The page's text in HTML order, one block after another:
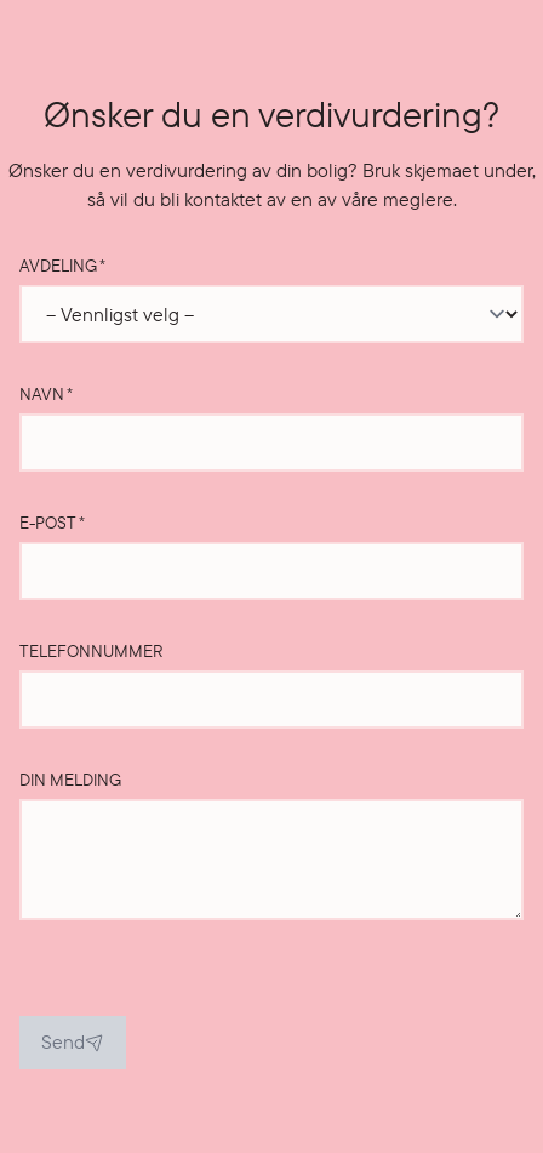
Ønsker du en verdivurdering?
Ønsker du en verdivurdering av din bolig? Bruk skjemaet under,
så vil du bli kontaktet av en av våre meglere.
AVDELING*
NAVN*
E-POST*
TELEFONNUMMER
DIN MELDING
Send